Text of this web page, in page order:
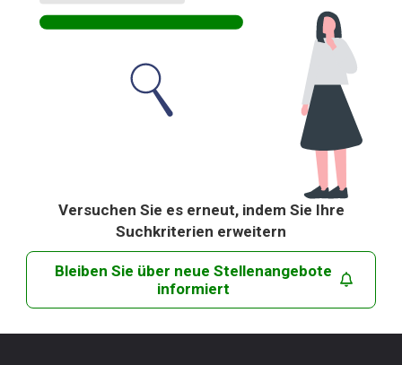
Versuchen Sie es erneut, indem Sie Ihre
Suchkriterien erweitern
Bleiben Sie über neue Stellenangebote
informiert